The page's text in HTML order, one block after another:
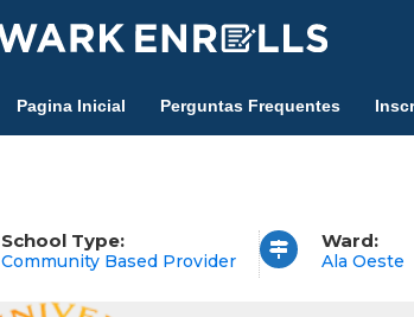
Pagina Inicial Perguntas Frequentes
School Type:
Community Based Provider
Ward:
Ala Oeste